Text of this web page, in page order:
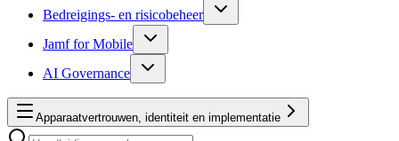
Bedreigings- en risicobeheer
Jamf for Mobile
AI Governance
Apparaatvertrouwen, identiteit en implementatie